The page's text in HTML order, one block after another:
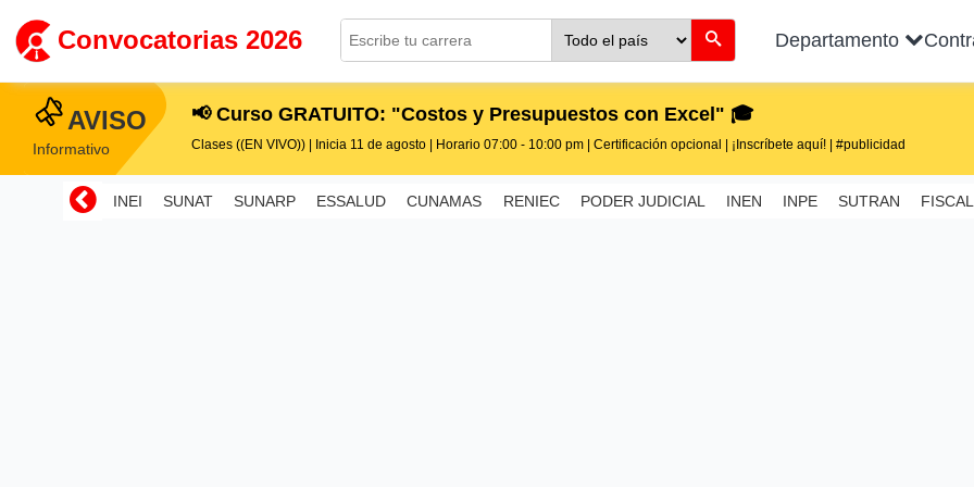
Convocatorias 2026 Departamento
AVISO
Informativo
📢 Curso GRATUITO: "Costos y Presupuestos con Excel" 🎓
Clases ((EN VIVO)) | Inicia 11 de agosto | Horario 07:00 - 10:00 pm | Certificación opcional | ¡Inscríbete aquí! | #publicidad
INEI SUNAT SUNARP ESSALUD CUNAMAS RENIEC PODER JUDICIAL INEN INPE SUTRAN